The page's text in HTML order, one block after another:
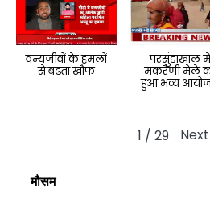
वन्यजीवों के हमलों
से बढ़ता खौफ
परसुंडाखाल में
मकरैणी मेले
हुआ भव्य
1 / 29 Next
मौसम